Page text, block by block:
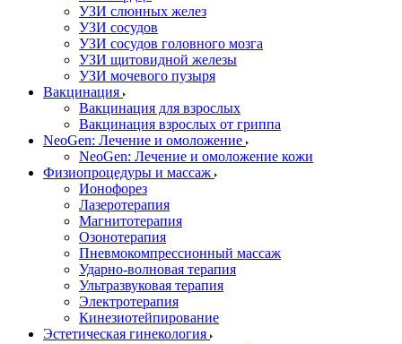
УЗИ слюнных желез
УЗИ сосудов
УЗИ сосудов головного мозга
УЗИ щитовидной железы
УЗИ мочевого пузыря
Вакцинация
Вакцинация для взрослых
Вакцинация взрослых от гриппа
NeoGen: Лечение и омоложение
NeoGen: Лечение и омоложение кожи
Физиопроцедуры и массаж
Ионофорез
Лазеротерапия
Магнитотерапия
Озонотерапия
Пневмокомпрессионный массаж
Ударно-волновая терапия
Ультразвуковая терапия
Электротерапия
Кинезиотейпирование
Эстетическая гинекология